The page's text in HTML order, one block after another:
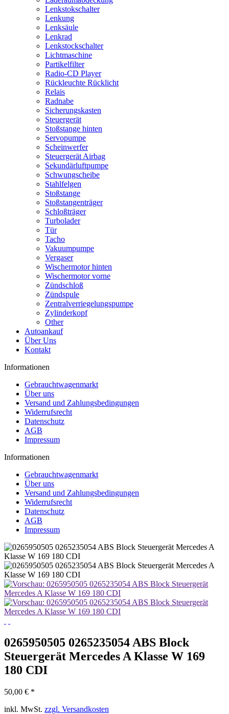
Lenkstokschalter
Lenkung
Lenksäule
Lenkrad
Lenkstockschalter
Lichtmaschine
Partikelfilter
Radio-CD Player
Rückleuchte Rücklicht
Relais
Radnabe
Sicherungskasten
Steuergerät
Stoßstange hinten
Servopumpe
Scheinwerfer
Steuergerät Airbag
Sekundärluftpumpe
Schwungscheibe
Stahlfelgen
Stoßstange
Stoßstangenträger
Schloßträger
Turbolader
Tür
Tacho
Vakuumpumpe
Vergaser
Wischermotor hinten
Wischermotor vorne
Zündschloß
Zündspule
Zentralverriegelungspumpe
Zylinderkopf
Other
Autoankauf
Über Uns
Kontakt
Informationen
Gebrauchtwagenmarkt
Über uns
Versand und Zahlungsbedingungen
Widerrufsrecht
Datenschutz
AGB
Impressum
Informationen
Gebrauchtwagenmarkt
Über uns
Versand und Zahlungsbedingungen
Widerrufsrecht
Datenschutz
AGB
Impressum
0265950505 0265235054 ABS Block
Steuergerät Mercedes A Klasse W 169
180 CDI
50,00 € *
inkl. MwSt. zzgl. Versandkosten